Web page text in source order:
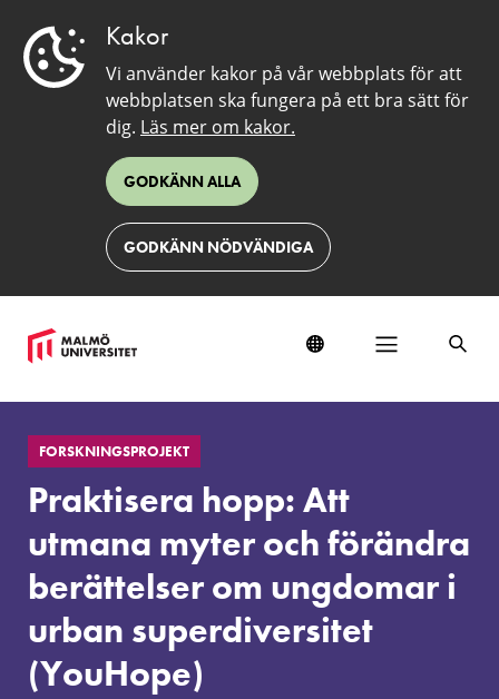
Kakor
Vi använder kakor på vår webbplats för att
webbplatsen ska fungera på ett bra sätt för
dig. Läs mer om kakor.
GODKÄNN ALLA
GODKÄNN NÖDVÄNDIGA
Praktisera
hopp:
Att
utmana
myter
och
förändra
berättelser
om
ungdomar
urban
FORSKNINGSPROJEKT
Praktisera hopp: Att
utmana myter och förändra
berättelser om ungdomar i
urban superdiversitet
(YouHope)